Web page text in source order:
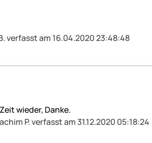
verfasst am 16.04.2020 23:48:48
wieder, Danke.
P.verfasst am 31.12.2020 05:18:24